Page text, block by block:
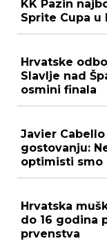
KK Pazin
Sprite Cupa u
Hrvatske
Slavlje nad
osmini finala
Javier
gostovanju:
optimisti smo
Hrvatska
do 16 godina
prvenstva